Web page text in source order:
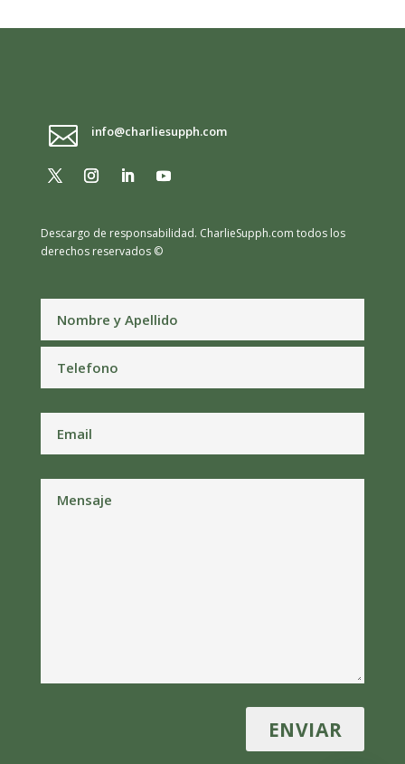
 info@charliesupph.com
Descargo de responsabilidad. CharlieSupph.com todos los
derechos reservados ©